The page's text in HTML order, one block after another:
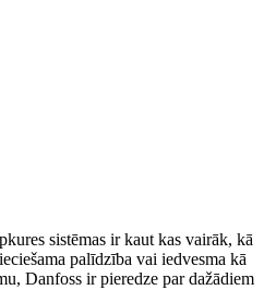
sistēmas ir kaut kas vairāk, kā
palīdzība vai iedvesma kā
Danfoss ir pieredze par dažādiem